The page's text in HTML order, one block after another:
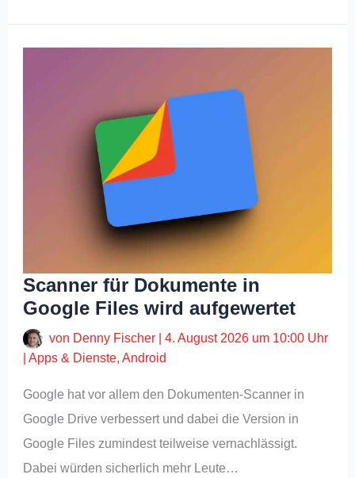
Scanner für Dokumente in
Google Files wird aufgewertet
von Denny Fischer |4. August 2026 um 10:00 Uhr
|Apps & Dienste,Android
Google hat vor allem den Dokumenten-Scanner in
Google Drive verbessert und dabei die Version in
Google Files zumindest teilweise vernachlässigt.
Dabei würden sicherlich mehr Leute…